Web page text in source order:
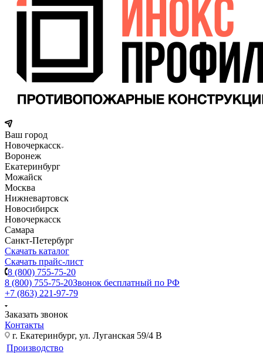
Ваш город
Новочеркасск
Воронеж
Екатеринбург
Можайск
Москва
Нижневартовск
Новосибирск
Новочеркасск
Самара
Санкт-Петербург
Скачать каталог
Скачать прайс-лист
8 (800) 755-75-20
8 (800) 755-75-20Звонок бесплатный по РФ
+7 (863) 221-97-79
Заказать звонок
Контакты
г. Екатеринбург, ул. Луганская 59/4 В
Производство